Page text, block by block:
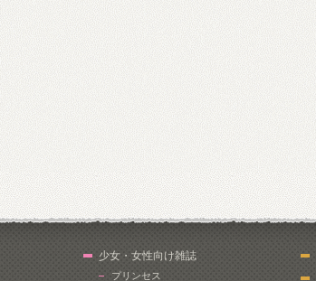
少女・女性向け雑誌
プリンセス